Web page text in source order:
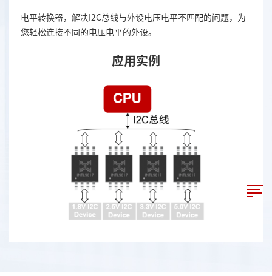
电平转换器，解决I2C总线与外设电压电平不匹配的问题，为
您轻松连接不同的电压电平的外设。
应用实例